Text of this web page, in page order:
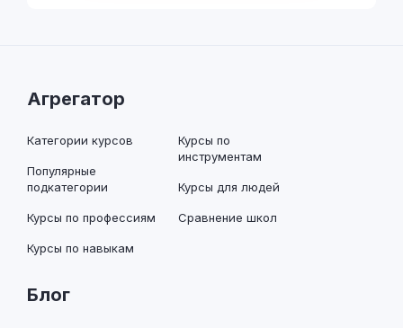
Агрегатор
Категории курсов
Популярные
подкатегории
Курсы по профессиям
Курсы по навыкам
Курсы по
инструментам
Курсы для людей
Сравнение школ
Блог